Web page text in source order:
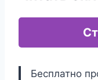
Бесплатно